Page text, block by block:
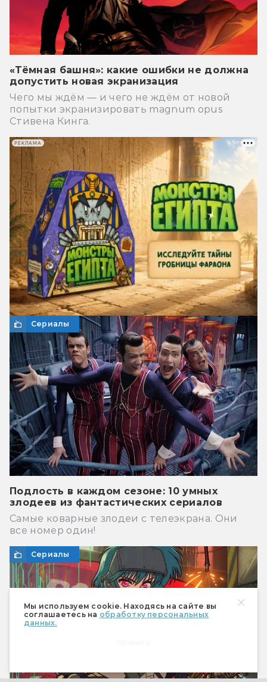
Мы используем cookie. Находясь на сайте вы
соглашаетесь на обработку персональных
данных.
«Тёмная башня»: какие ошибки не должна
допустить новая экранизация
Чего мы ждём — и чего не ждём от новой
попытки экранизировать magnum opus
Стивена Кинга.
Сериалы
Подлость в каждом сезоне: 10 умных
злодеев из фантастических сериалов
Самые коварные злодеи с телеэкрана. Они
все номер один!
Сериалы
РЕКЛАМА